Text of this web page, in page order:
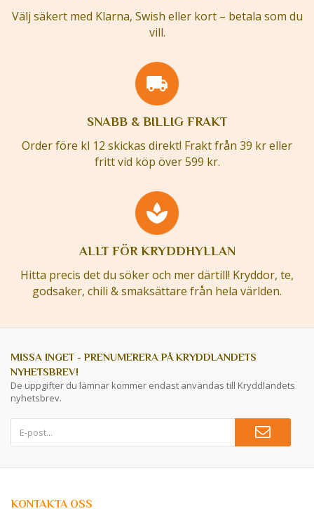
Välj säkert med Klarna, Swish eller kort – betala som du
vill.
SNABB & BILLIG FRAKT
Order före kl 12 skickas direkt! Frakt från 39 kr eller
fritt vid köp över 599 kr.
ALLT FÖR KRYDDHYLLAN
Hitta precis det du söker och mer därtill! Kryddor, te,
godsaker, chili & smaksättare från hela världen.
MISSA INGET - PRENUMERERA PÅ KRYDDLANDETS
NYHETSBREV!
De uppgifter du lämnar kommer endast användas till Kryddlandets
nyhetsbrev.
KONTAKTA OSS